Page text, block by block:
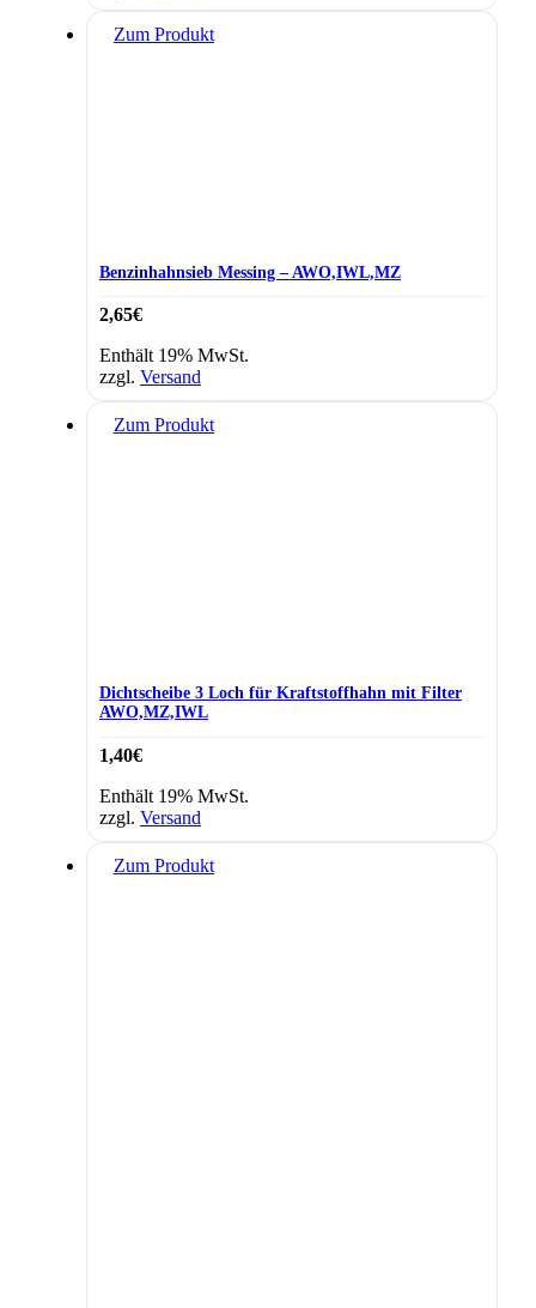
Zum Produkt
Benzinhahnsieb Messing – AWO,IWL,MZ
2,65€
Enthält 19% MwSt.
zzgl. Versand
Zum Produkt
Dichtscheibe 3 Loch für Kraftstoffhahn mit Filter
AWO,MZ,IWL
1,40€
Enthält 19% MwSt.
zzgl. Versand
Zum Produkt